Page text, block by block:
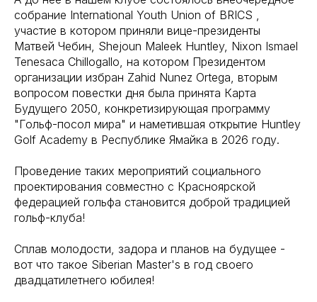
собрание International Youth Union of BRICS ,
участие в котором приняли вице-президенты
Матвей Чебин, Shejoun Maleek Huntley, Nixon Ismael
Tenesaca Chillogallo, на котором Президентом
организации избран Zahid Nunez Ortega, вторым
вопросом повестки дня была принята Карта
Будущего 2050, конкретизирующая программу
"Гольф-посол мира" и наметившая открытие Huntley
Golf Academy в Республике Ямайка в 2026 году.
Проведение таких мероприятий социального
проектирования совместно с Красноярской
федерацией гольфа становится доброй традицией
гольф-клуба!
Сплав молодости, задора и планов на будущее -
вот что такое Siberian Master's в год своего
двадцатилетнего юбилея!